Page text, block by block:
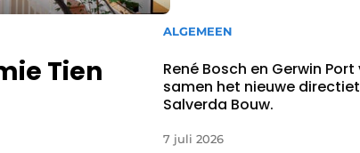
Tien
ALGEMEEN
René Bosch en Gerwin
samen het nieuwe
Salverda Bouw.
7 juli 2026